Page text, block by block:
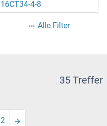
16CT34-4-8
Alle Filter
35 Treffer
2